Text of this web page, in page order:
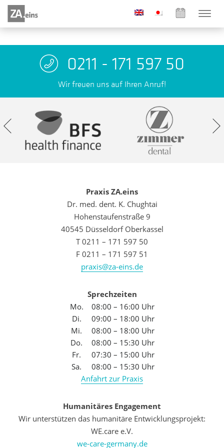
0211 - 171 597 50
Wir freuen uns auf Ihren Anruf!
Praxis ZA.eins
Dr. med. dent. K. Chughtai
Hohenstaufenstraße 9
40545 Düsseldorf Oberkassel
T 0211 – 171 597 50
F 0211 – 171 597 51
praxis@za-eins.de
Sprechzeiten
Mo.
08:00 – 16:00 Uhr
Di.
09:00 – 18:00 Uhr
Mi.
08:00 – 18:00 Uhr
Do.
08:00 – 15:30 Uhr
Fr.
07:30 – 15:00 Uhr
Sa.
08:00 – 15:30 Uhr
Anfahrt zur Praxis
Humanitäres Engagement
Wir unterstützen das humanitäre Entwicklungsprojekt:
WE.care e.V.
we-care-germany.de